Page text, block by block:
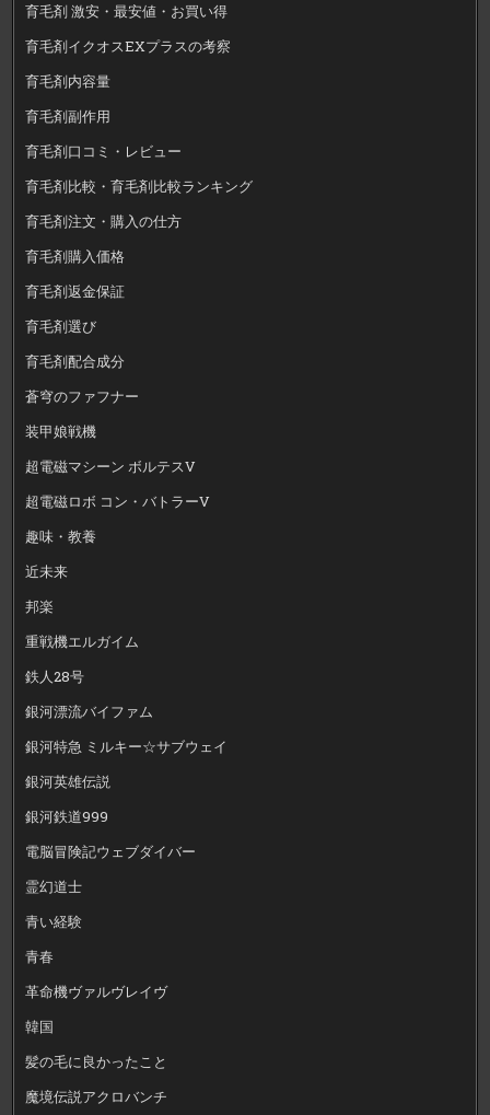
育毛剤 激安・最安値・お買い得
育毛剤イクオスEXプラスの考察
育毛剤内容量
育毛剤副作用
育毛剤口コミ・レビュー
育毛剤比較・育毛剤比較ランキング
育毛剤注文・購入の仕方
育毛剤購入価格
育毛剤返金保証
育毛剤選び
育毛剤配合成分
蒼穹のファフナー
装甲娘戦機
超電磁マシーン ボルテスV
超電磁ロボ コン・バトラーV
趣味・教養
近未来
邦楽
重戦機エルガイム
鉄人28号
銀河漂流バイファム
銀河特急 ミルキー☆サブウェイ
銀河英雄伝説
銀河鉄道999
電脳冒険記ウェブダイバー
霊幻道士
青い経験
青春
革命機ヴァルヴレイヴ
韓国
髪の毛に良かったこと
魔境伝説アクロバンチ